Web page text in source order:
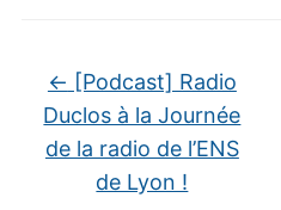
← [Podcast] Radio
Duclos à la Journée
de la radio de l’ENS
de Lyon !